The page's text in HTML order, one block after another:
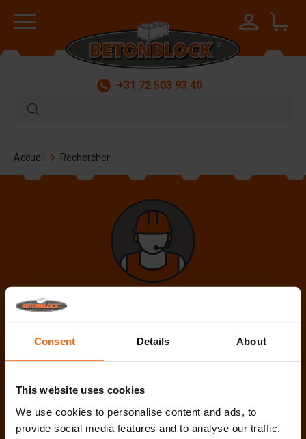
Consent Details About
This website uses cookies
We use cookies to personalise content and ads, to
provide social media features and to analyse our traffic.
+31 72 503 93 40
Accueil Rechercher
de langue maternelle française, est disponible.
sont à votre disposition pour répondre à toutes vos
Appelez les jours ouvrables entre 08h00 et 17h00
un e-mail àinfo@betonblock.com